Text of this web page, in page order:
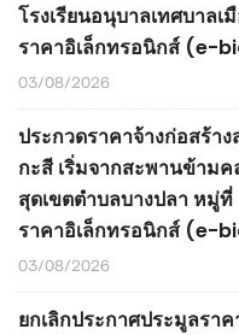
โรงเรียนอนุบาลเทศบาล
ราคาอิเล็กทรอนิกส์ (e-
03/08/2026
ประกวดราคาจ้างก่อสร้า
กะสี เริ่มจากสะพานข้าม
สุดเขตตำบลบางปลา หมู่
ราคาอิเล็กทรอนิกส์ (e-
03/08/2026
ยกเลิกประกาศประมูลรา